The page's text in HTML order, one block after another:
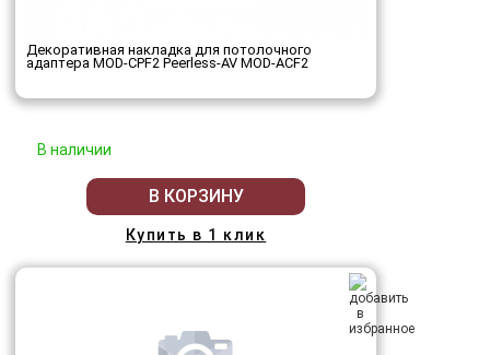
Декоративная накладка для потолочного
адаптера MOD-CPF2 Peerless-AV MOD-ACF2
В наличии
В КОРЗИНУ
Купить в 1 клик